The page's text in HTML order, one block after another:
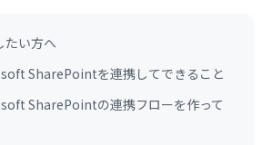
たい方へ
SharePointを連携してできること
SharePointの連携フローを作って